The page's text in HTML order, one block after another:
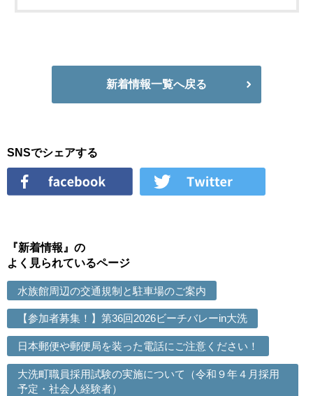
新着情報一覧へ戻る
SNSでシェアする
『新着情報』の
よく見られているページ
水族館周辺の交通規制と駐車場のご案内
【参加者募集！】第36回2026ビーチバレーin大洗
日本郵便や郵便局を装った電話にご注意ください！
大洗町職員採用試験の実施について（令和９年４月採用
予定・社会人経験者）